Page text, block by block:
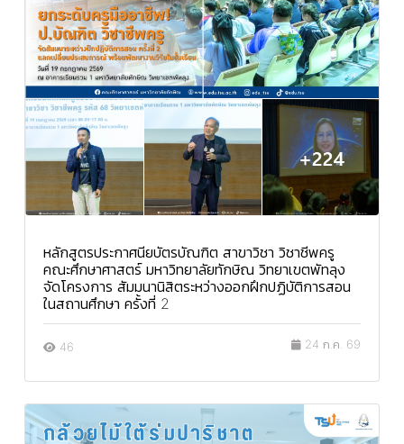
หลักสูตรประกาศนียบัตรบัณฑิต สาขาวิชา วิชาชีพครู
คณะศึกษาศาสตร์ มหาวิทยาลัยทักษิณ วิทยาเขตพัทลุง
จัดโครงการ สัมมนานิสิตระหว่างออกฝึกปฏิบัติการสอน
ในสถานศึกษา ครั้งที่ 2
46 24 ก.ค. 69